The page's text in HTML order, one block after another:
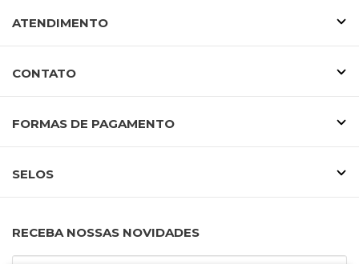
ATENDIMENTO
CONTATO
FORMAS DE PAGAMENTO
SELOS
RECEBA NOSSAS NOVIDADES